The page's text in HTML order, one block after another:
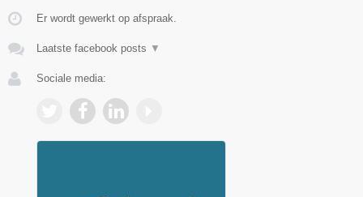
Er wordt gewerkt op afspraak.
Laatste facebook posts ▼
Sociale media: